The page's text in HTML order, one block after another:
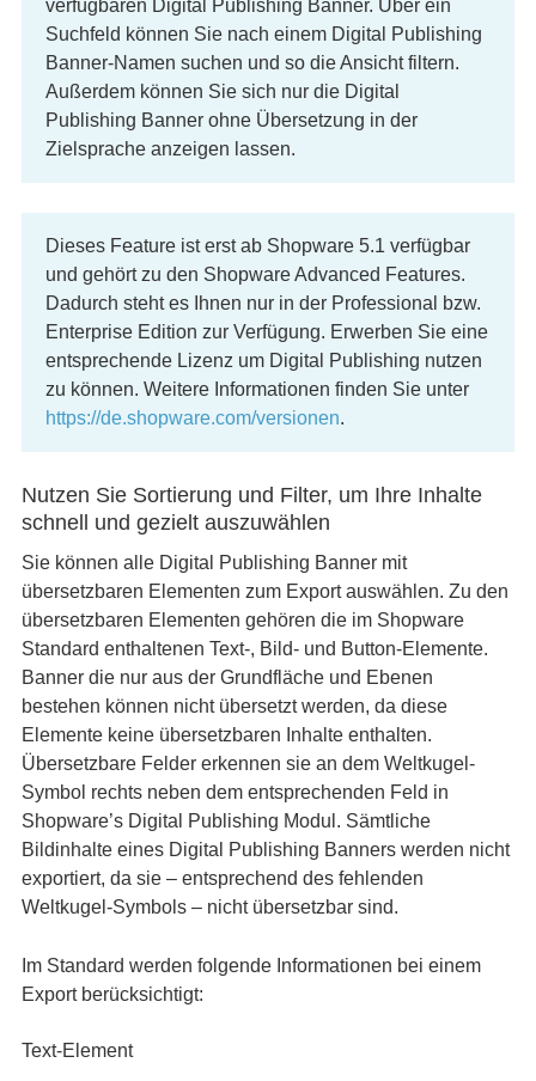
verfügbaren Digital Publishing Banner. Über ein
Suchfeld können Sie nach einem Digital Publishing
Banner-Namen suchen und so die Ansicht filtern.
Außerdem können Sie sich nur die Digital
Publishing Banner ohne Übersetzung in der
Zielsprache anzeigen lassen.
Dieses Feature ist erst ab Shopware 5.1 verfügbar
und gehört zu den Shopware Advanced Features.
Dadurch steht es Ihnen nur in der Professional bzw.
Enterprise Edition zur Verfügung. Erwerben Sie eine
entsprechende Lizenz um Digital Publishing nutzen
zu können. Weitere Informationen finden Sie unter
https://de.shopware.com/versionen.
Nutzen Sie Sortierung und Filter, um Ihre Inhalte
schnell und gezielt auszuwählen
Sie können alle Digital Publishing Banner mit
übersetzbaren Elementen zum Export auswählen. Zu den
übersetzbaren Elementen gehören die im Shopware
Standard enthaltenen Text-, Bild- und Button-Elemente.
Banner die nur aus der Grundfläche und Ebenen
bestehen können nicht übersetzt werden, da diese
Elemente keine übersetzbaren Inhalte enthalten.
Übersetzbare Felder erkennen sie an dem Weltkugel-
Symbol rechts neben dem entsprechenden Feld in
Shopware’s Digital Publishing Modul. Sämtliche
Bildinhalte eines Digital Publishing Banners werden nicht
exportiert, da sie – entsprechend des fehlenden
Weltkugel-Symbols – nicht übersetzbar sind.
Im Standard werden folgende Informationen bei einem
Export berücksichtigt:
Text-Element